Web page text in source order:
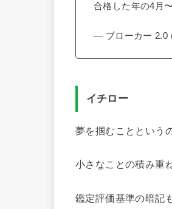
合格した年の4月
— ブローカー 2.0
イチロー
夢を掴むことという
小さなことの積み重
鑑定評価基準の暗記